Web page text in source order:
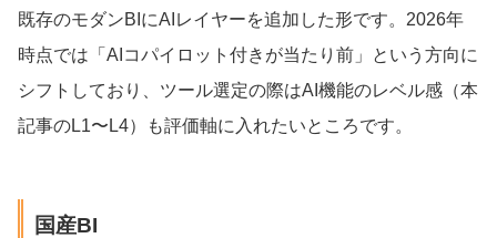
既存のモダンBIにAIレイヤーを追加した形です。2026年
時点では「AIコパイロット付きが当たり前」という方向に
シフトしており、ツール選定の際はAI機能のレベル感（本
記事のL1〜L4）も評価軸に入れたいところです。
国産BI